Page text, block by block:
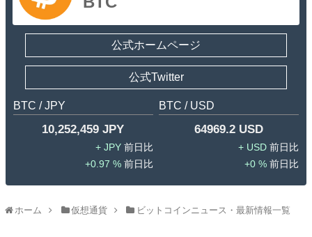
公式ホームページ
公式Twitter
BTC / JPY
10,252,459 JPY
JPY
0.97 %
BTC / USD
64969.2 USD
USD
0 %
ホーム 仮想通貨 ビットコインニュース・最新情報一覧